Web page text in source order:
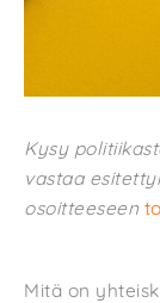
Kysy
vastaa
osoitteeseen
Mitä on